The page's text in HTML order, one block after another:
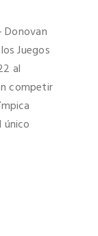
Donovan
Juegos
al
competir
único